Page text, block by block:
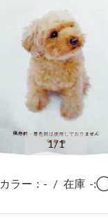
1/1
カラー：- / 在庫 -